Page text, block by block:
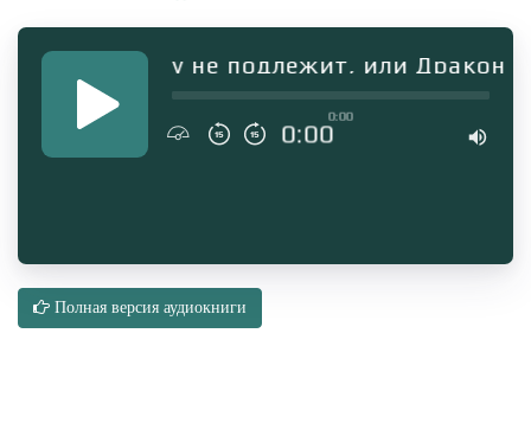
"Возврату не подлежит, или Дракон
0:00
0:00
Полная версия аудиокниги